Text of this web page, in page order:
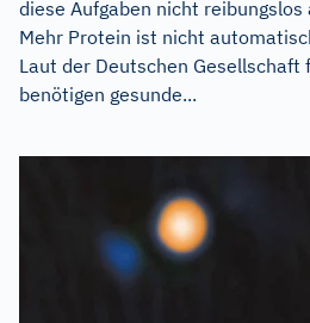
diese Aufgaben nicht reibungslos
Mehr Protein ist nicht
Laut der Deutschen Gesellschaft
benötigen gesunde...